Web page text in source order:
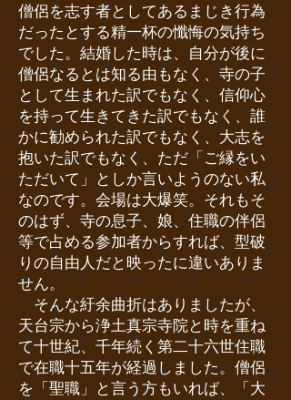
僧侶を志す者としてあるまじき行為
だったとする精一杯の懺悔の気持ち
でした。結婚した時は、自分が後に
僧侶なるとは知る由もなく、寺の子
として生まれた訳でもなく、信仰心
を持って生きてきた訳でもなく、誰
かに勧められた訳でもなく、大志を
抱いた訳でもなく、ただ「ご縁をい
ただいて」としか言いようのない私
なのです。会場は大爆笑。それもそ
のはず、寺の息子、娘、住職の伴侶
等で占める参加者からすれば、型破
りの自由人だと映ったに違いありま
せん。
そんな紆余曲折はありましたが、
天台宗から浄土真宗寺院と時を重ね
て十世紀、千年続く第二十六世住職
で在職十五年が経過しました。僧侶
を「聖職」と言う方もいれば、「大